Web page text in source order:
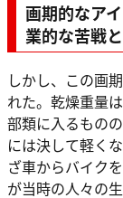
画期的なア
業的な苦戦
しかし、この画
れた。乾燥重量
部類に入るもの
には決して軽く
ざ車からバイク
が当時の人々の